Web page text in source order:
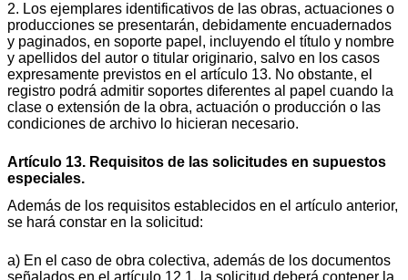
2. Los ejemplares identificativos de las obras, actuaciones o
producciones se presentarán, debidamente encuadernados
y paginados, en soporte papel, incluyendo el título y nombre
y apellidos del autor o titular originario, salvo en los casos
expresamente previstos en el artículo 13. No obstante, el
registro podrá admitir soportes diferentes al papel cuando la
clase o extensión de la obra, actuación o producción o las
condiciones de archivo lo hicieran necesario.
Artículo 13. Requisitos de las solicitudes en supuestos
especiales.
Además de los requisitos establecidos en el artículo anterior,
se hará constar en la solicitud:
a) En el caso de obra colectiva, además de los documentos